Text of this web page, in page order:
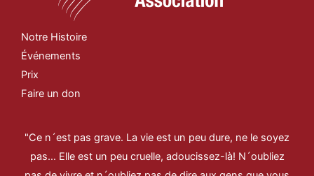
Notre Histoire
Événements
Prix
Faire un don
"Ce n´est pas grave. La vie est un peu dure, ne le soyez
pas… Elle est un peu cruelle, adoucissez-là! N´oubliez